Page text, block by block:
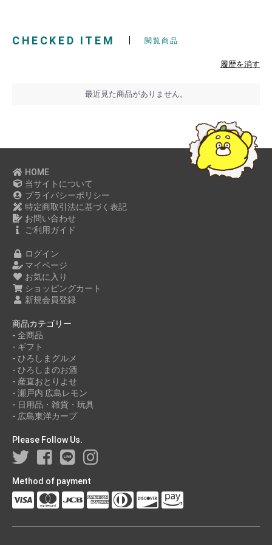
2022年10月
2022年02月
2022年01月
2021年12月
2021年11月
2021年07月
2021年05月
2021年03月
2020年11月
CHECKED ITEM 閲覧商品
履歴を消す
最近見た商品がありません。
HOME
当サイトについて
プライバシーポリシー
特定商取引法に基づく表記
お問い合わせ
ご利用ガイド
ログイン
マイページ
お気に入り
ショッピングカート
新規会員登録
商品カテゴリー
- 全商品
- ギフト
- ひろしまグルメ
- ひろしまのお酒
- 産直おとりよせ
- 瀬戸内 広島レモン
- 日用品・雑貨・玩具
- 広島東洋カープ
Please Follow Us.
Method of payment